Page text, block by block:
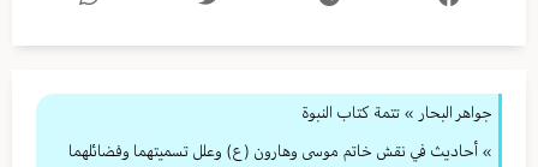
جواهر البحار » تتمة كتاب النبوة
» أحاديث في نقش خاتم موسى وهارون (ع) وعلل تسميتهما وفضائلهما